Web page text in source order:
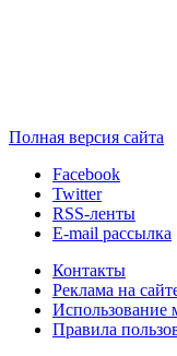
Полная версия сайта
Facebook
Twitter
RSS-ленты
E-mail рассылка
Контакты
Реклама на
Использование
Правила